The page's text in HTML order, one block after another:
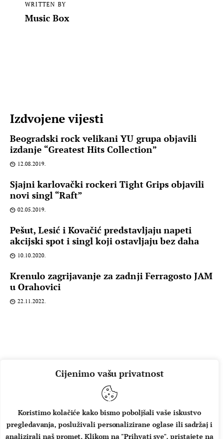
Cijenimo vašu privatnost
Koristimo kolačiće kako bismo poboljšali vaše iskustvo
pregledavanja, posluživali personalizirane oglase ili sadržaj i
analizirali naš promet. Klikom na "Prihvati sve", pristajete na
WRITTEN BY
Music Box
Izdvojene vijesti
Beogradski rock velikani YU grupa objavili
izdanje “Greatest Hits Collection”
12.08.2019.
Sjajni karlovački rockeri Tight Grips objavili
novi singl “Raft”
02.05.2019.
Pešut, Lesić i Kovačić predstavljaju napeti
akcijski spot i singl koji ostavljaju bez daha
10.10.2020.
Krenulo zagrijavanje za zadnji Ferragosto JAM
u Orahovici
22.11.2022.
O NAMA IMPRESSUM UVJETI KORIŠTENJA